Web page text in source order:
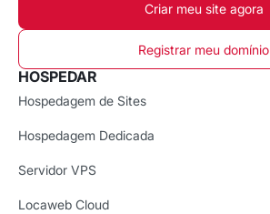
Criar meu site agora
Registrar meu domínio
HOSPEDAR
Hospedagem de Sites
Hospedagem Dedicada
Servidor VPS
Locaweb Cloud